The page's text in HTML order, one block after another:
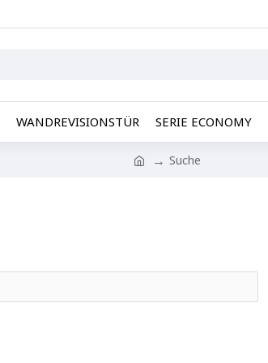
WANDREVISIONSTÜR SERIE ECONOMY
Suche